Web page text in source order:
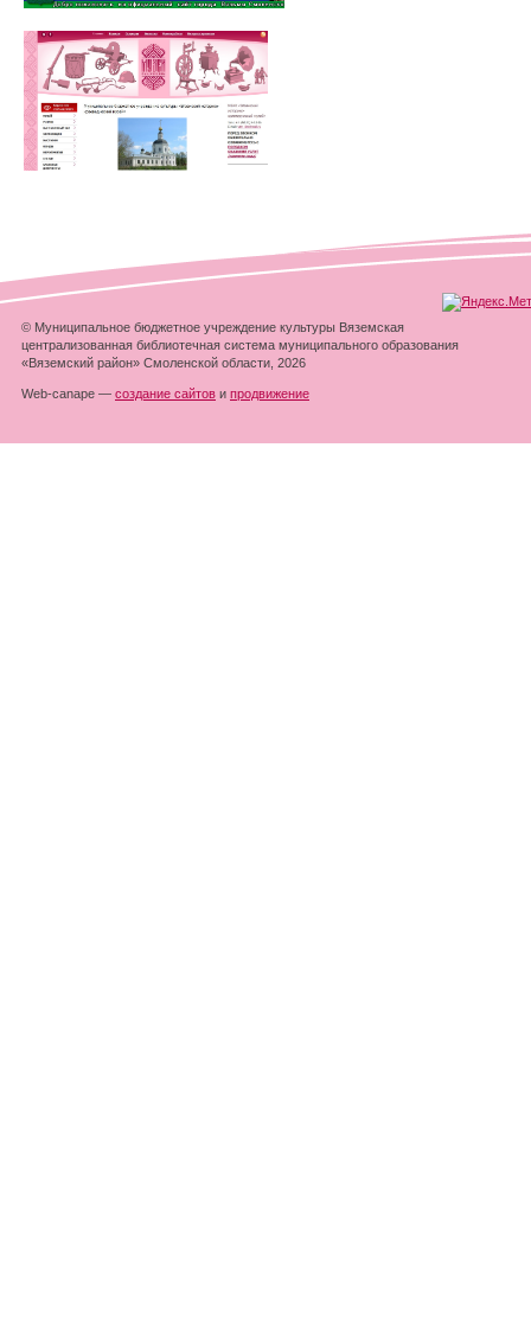
© Муниципальное бюджетное учреждение культуры Вяземская
централизованная библиотечная система муниципального образования
«Вяземский район» Смоленской области, 2026
Web-canape — создание сайтов и продвижение